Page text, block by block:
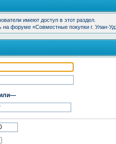
имеют доступ в этот раздел.
на форуме «Совместные покупки г. Улан-